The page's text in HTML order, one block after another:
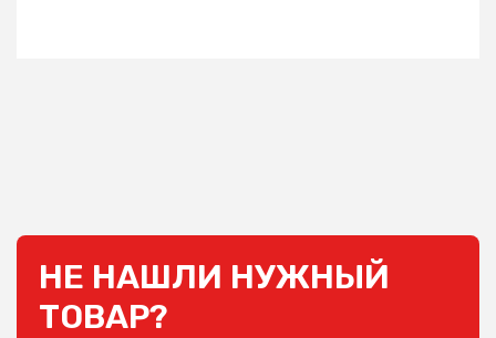
НЕ НАШЛИ НУЖНЫЙ
ТОВАР?